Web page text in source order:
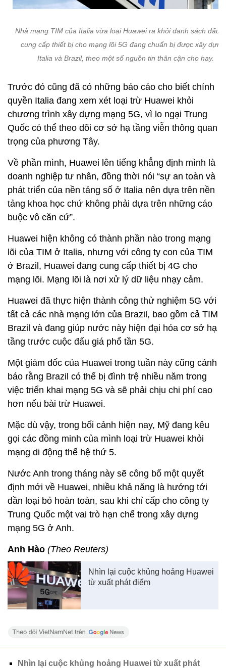
Nhà mạng TIM của Italia vừa loại Huawei ra khỏi danh sách đấu
cung cấp thiết bị cho mạng lõi 5G đang chuẩn bị được xây
Italia và Brazil, theo một số nguồn tin thân cận cho hay.
Trước đó cũng đã có những báo cáo cho biết chính
quyền Italia đang xem xét loại trừ Huawei khỏi
chương trình xây dựng mạng 5G, vì lo ngại Trung
Quốc có thể theo dõi cơ sở hạ tầng viễn thông quan
trọng của phương Tây.
Về phần mình, Huawei lên tiếng khẳng định mình là
doanh nghiệp tư nhân, đồng thời nói “sự an toàn và
phát triển của nền tảng số ở Italia nên dựa trên nền
tảng khoa học chứ không phải dựa trên những cáo
buộc vô căn cứ”.
Huawei hiện không có thành phần nào trong mạng
lõi của TIM ở Italia, nhưng với công ty con của TIM
ở Brazil, Huawei đang cung cấp thiết bị 4G cho
mạng lõi. Mạng lõi là nơi xử lý dữ liệu nhạy cảm.
Huawei đã thực hiện thành công thử nghiệm 5G với
tất cả các nhà mạng lớn của Brazil, bao gồm cả TIM
Brazil và đang giúp nước này hiện đại hóa cơ sở hạ
tầng trước cuộc đấu giá phổ tần 5G.
Một giám đốc của Huawei trong tuần này cũng cảnh
báo rằng Brazil có thể bị đình trệ nhiều năm trong
việc triển khai mạng 5G và sẽ phải chịu chi phí cao
hơn nếu bài trừ Huawei.
Mặc dù vậy, trong bối cảnh hiện nay, Mỹ đang kêu
gọi các đồng minh của mình loại trừ Huawei khỏi
mạng di động thế hệ thứ 5.
Nước Anh trong tháng này sẽ công bố một quyết
định mới về Huawei, nhiều khả năng là hướng tới
dần loại bỏ hoàn toàn, sau khi chỉ cấp cho công ty
Trung Quốc một vai trò hạn chế trong xây dựng
mạng 5G ở Anh.
Anh Hào (Theo Reuters)
Nhìn lại cuộc khủng hoảng Huawei
từ xuất phát điểm
Nhìn lại cuộc khủng hoảng Huawei từ xuất phát